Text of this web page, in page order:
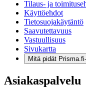
Tilaus- ja
Käyttöehdot
Tietosuojakäytäntö
Saavutettavuus
Vastuullisuus
Sivukartta
Mitä pidät
Asiakaspalvelu